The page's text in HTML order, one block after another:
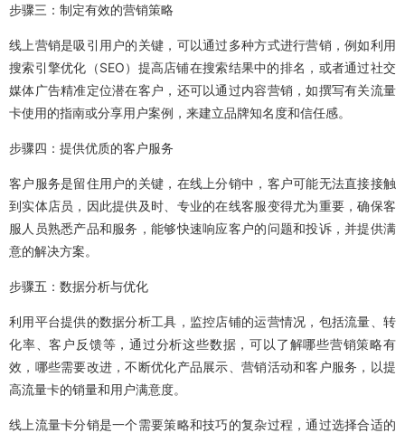
步骤三：制定有效的营销策略
线上营销是吸引用户的关键，可以通过多种方式进行营销，例如利用
搜索引擎优化（SEO）提高店铺在搜索结果中的排名，或者通过社交
媒体广告精准定位潜在客户，还可以通过内容营销，如撰写有关流量
卡使用的指南或分享用户案例，来建立品牌知名度和信任感。
步骤四：提供优质的客户服务
客户服务是留住用户的关键，在线上分销中，客户可能无法直接接触
到实体店员，因此提供及时、专业的在线客服变得尤为重要，确保客
服人员熟悉产品和服务，能够快速响应客户的问题和投诉，并提供满
意的解决方案。
步骤五：数据分析与优化
利用平台提供的数据分析工具，监控店铺的运营情况，包括流量、转
化率、客户反馈等，通过分析这些数据，可以了解哪些营销策略有
效，哪些需要改进，不断优化产品展示、营销活动和客户服务，以提
高流量卡的销量和用户满意度。
线上流量卡分销是一个需要策略和技巧的复杂过程，通过选择合适的